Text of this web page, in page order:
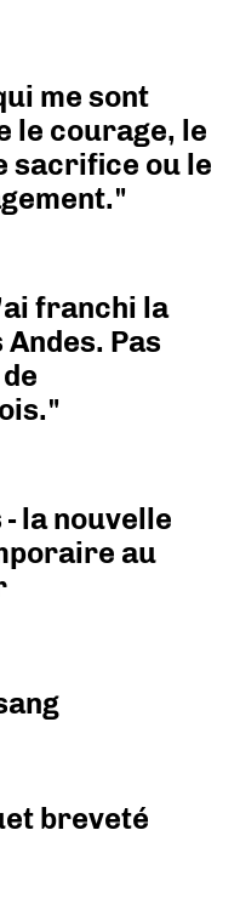
me sont
le courage, le
sacrifice ou le
franchi la
Pas
la nouvelle
au
breveté